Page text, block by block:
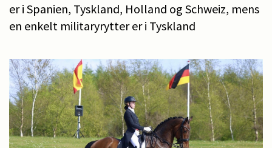
er i Spanien, Tyskland, Holland og Schweiz, mens
en enkelt militaryrytter er i Tyskland